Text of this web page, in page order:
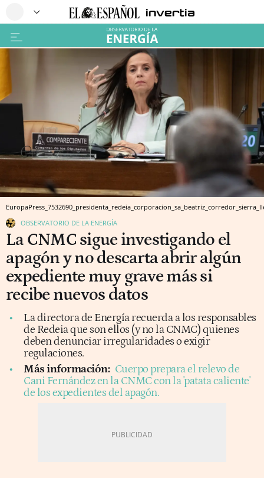
OBSERVATORIO DE LA ENERGÍA
La CNMC sigue investigando el
apagón y no descarta abrir algún
expediente muy grave más si
recibe nuevos datos
La directora de Energía recuerda a los responsables
de Redeia que son ellos (y no la CNMC) quienes
deben denunciar irregularidades o exigir
regulaciones.
Más información: Cuerpo prepara el relevo de
Cani Fernández en la CNMC con la 'patata caliente'
de los expedientes del apagón.